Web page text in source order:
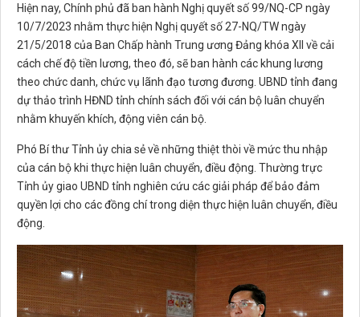
Hiện nay, Chính phủ đã ban hành Nghị quyết số 99/NQ-CP ngày
10/7/2023 nhằm thực hiện Nghị quyết số 27-NQ/TW ngày
21/5/2018 của Ban Chấp hành Trung ương Đảng khóa XII về cải
cách chế độ tiền lương, theo đó, sẽ ban hành các khung lương
theo chức danh, chức vụ lãnh đạo tương đương. UBND tỉnh đang
dự thảo trình HĐND tỉnh chính sách đối với cán bộ luân chuyển
nhằm khuyến khích, động viên cán bộ.
Phó Bí thư Tỉnh ủy chia sẻ về những thiệt thòi về mức thu nhập
của cán bộ khi thực hiện luân chuyển, điều động. Thường trực
Tỉnh ủy giao UBND tỉnh nghiên cứu các giải pháp để bảo đảm
quyền lợi cho các đồng chí trong diện thực hiện luân chuyển, điều
động.